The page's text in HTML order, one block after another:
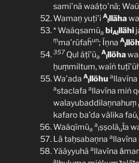
sami’nā waáṭo’nā; Waú
Wamaṇ yuṭi’i A
llläha
* Waáqsamūa biAlllähi
ṃma’rūfaḧun; Íṇna A
l
357 Qul áṭī’ūa
A
lllöha
ḥuṃmiltum, waíṅ
Wa’ada A
lllöhu allavīna
astaclafa allavīna miṅ
walayubaddilaṇnahuṃ
kafaro ba’da välika faú
Waáqīmūa
a
lṣṣoläuẗa
Lā taḥsabaṇna allavīna
Yãáyyuhā allavīna
a